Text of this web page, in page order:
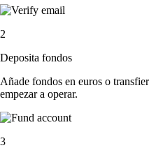
2
Deposita fondos
Añade fondos en euros o
empezar a operar.
3